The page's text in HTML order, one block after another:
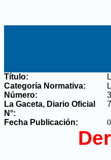
Título:
Categoría Normativa:
Número:
La Gaceta, Diario Oficial
N°:
Fecha Publicación: